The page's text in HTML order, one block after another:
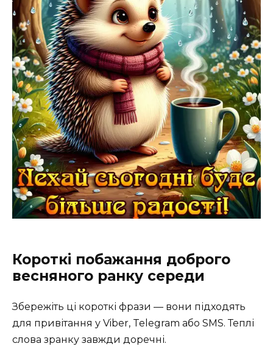
Короткі побажання доброго
весняного ранку середи
Збережіть ці короткі фрази — вони підходять
для привітання у Viber, Telegram або SMS. Теплі
слова зранку завжди доречні.